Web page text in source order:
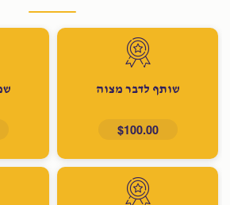
שותף לדבר מצוה
$100.00